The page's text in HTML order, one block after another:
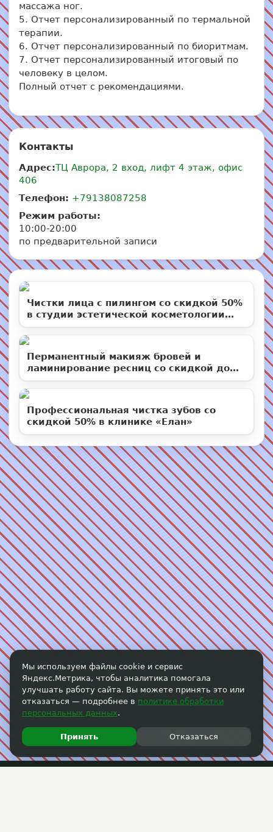
массажа ног.
5. Отчет персонализированный по термальной
терапии.
6. Отчет персонализированный по биоритмам.
7. Отчет персонализированный итоговый по
человеку в целом.
Полный отчет с рекомендациями.
Контакты
Адрес:ТЦ Аврора, 2 вход, лифт 4 этаж, офис
406
Телефон: +79138087258
Режим работы:
10:00-20:00
по предварительной записи
Чистки лица с пилингом со скидкой 50%
в студии эстетической косметологии
«Территория ВуМен»
Перманентный макияж бровей и
ламинирование ресниц со скидкой до
50%
Профессиональная чистка зубов со
скидкой 50% в клинике «Елан»
Мы используем файлы cookie и сервис
Яндекс.Метрика, чтобы аналитика помогала
улучшать работу сайта. Вы можете принять это или
отказаться — подробнее в политике обработки
персональных данных.
Принять Отказаться